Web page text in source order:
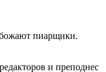
пиарщики.
и преподнес